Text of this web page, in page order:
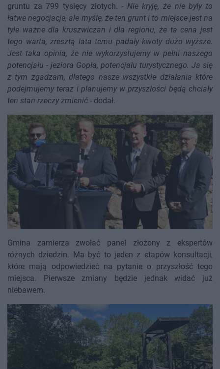
gruntu za 799 tysięcy złotych. - Nie kryję, że nie były to
łatwe negocjacje, ale myślę, że ten grunt i to miejsce jest na
tyle ważne dla kruszwiczan i dla regionu, że ta cena jest
tego warta, zresztą lata temu padały kwoty dużo wyższe.
Jest taka opinia, że nie wykorzystujemy w pełni naszego
potencjału - jeziora Gopła, potencjału turystycznego. Ja się
z tym zgadzam, dlatego nasze wszystkie działania które
podejmujemy teraz i planujemy w przyszłości będą chciały
ten stan rzeczy zmienić - dodał.
Gmina zamierza zwołać panel złożony z ekspertów
różnych dziedzin. Ma być to jeden z etapów konsultacji,
które mają odpowiedzieć na pytanie o przyszłość tego
miejsca. Pierwsze zmiany będzie jednak widać już
niebawem.